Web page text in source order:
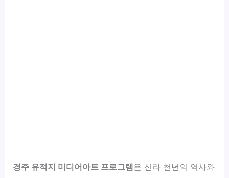
경주 유적지 미디어아트 프로그램은 신라 천년의 역사와